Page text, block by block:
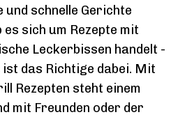
schnelle Gerichte
sich um Rezepte mit
Leckerbissen handelt -
das Richtige dabei. Mit
Rezepten steht einem
mit Freunden oder der